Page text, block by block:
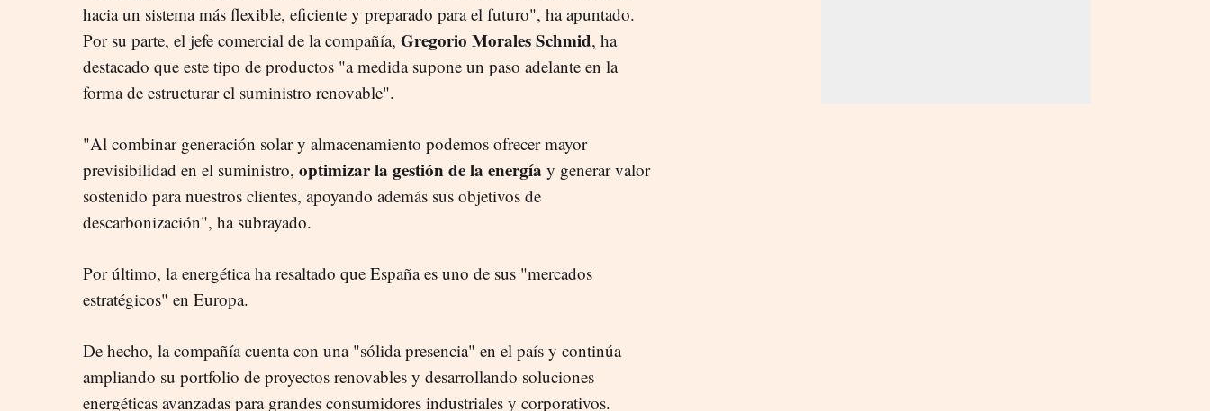
hacia un sistema más flexible, eficiente y preparado para el futuro", ha apuntado.
Por su parte, el jefe comercial de la compañía, Gregorio Morales Schmid, ha
destacado que este tipo de productos "a medida supone un paso adelante en la
forma de estructurar el suministro renovable".
"Al combinar generación solar y almacenamiento podemos ofrecer mayor
previsibilidad en el suministro, optimizar la gestión de la energía y generar valor
sostenido para nuestros clientes, apoyando además sus objetivos de
descarbonización", ha subrayado.
Por último, la energética ha resaltado que España es uno de sus "mercados
estratégicos" en Europa.
De hecho, la compañía cuenta con una "sólida presencia" en el país y continúa
ampliando su portfolio de proyectos renovables y desarrollando soluciones
energéticas avanzadas para grandes consumidores industriales y corporativos.